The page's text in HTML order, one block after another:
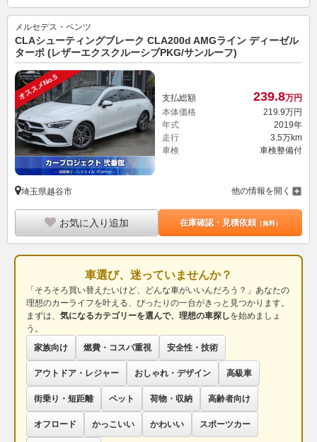
メルセデス・ベンツ
CLAシューティングブレーク CLA200d AMGライン ディーゼル
ターボ (レザーエクスクルーシブPKG/サンルーフ)
オススメNo.5 支払総額 239.8万円
本体価格
219.9万円
年式
2019年
走行
3.5万km
車検
車検整備付
埼玉県越谷市 他の情報を開く
お気に入り追加 在庫確認・見積依頼（無料）
車選び、迷っていませんか？
「そろそろ買い替えたいけど、どんな車がいいんだろう？」あなたの
理想のカーライフを叶える、ぴったりの一台がきっと見つかります。
まずは、 気になるカテゴリーを選んで、理想の車探しを始めましょ
う。
家族向け
燃費・コスパ重視 安全性・技術
アウトドア・レジャー おしゃれ・デザイン 高級車
街乗り・短距離 ペット 荷物・収納 高齢者向け
オフロード かっこいい かわいい スポーツカー